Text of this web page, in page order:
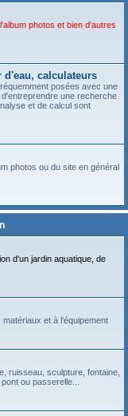
photos et bien d'autres
d'eau, calculateurs
posées avec une
une recherche
et de calcul sont
photos ou du site en général
d'un jardin aquatique, de
et à l'équipement
ruisseau, sculpture, fontaine,
ou passerelle...